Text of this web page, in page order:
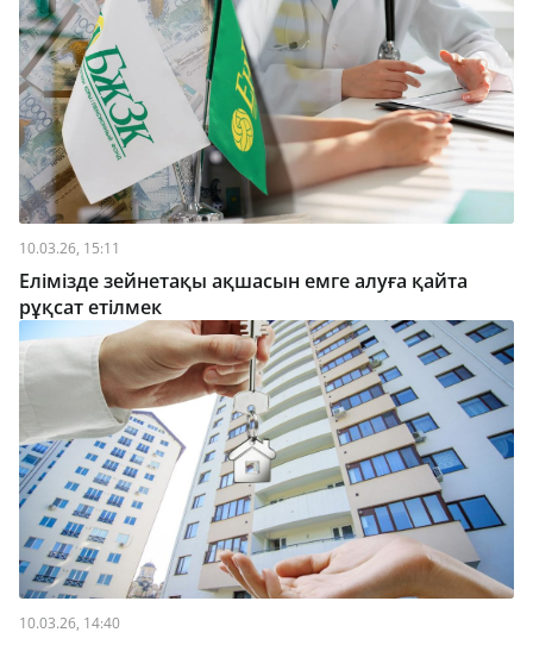
10.03.26, 15:11
Елімізде зейнетақы ақшасын емге алуға қайта
рұқсат етілмек
10.03.26, 14:40